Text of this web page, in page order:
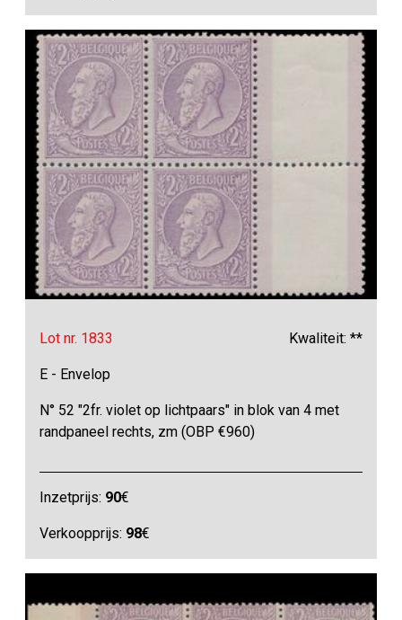
Lot nr. 1833 Kwaliteit: **
E - Envelop
N° 52 "2fr. violet op lichtpaars" in blok van 4 met
randpaneel rechts, zm (OBP €960)
Inzetprijs: 90€
Verkoopprijs: 98€